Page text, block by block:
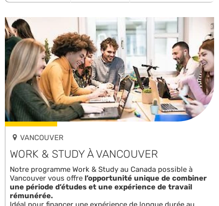
VANCOUVER
WORK & STUDY À VANCOUVER
Notre programme Work & Study au Canada possible à
Vancouver vous offre l’opportunité unique de combiner
une période d’études et une expérience de travail
rémunérée.